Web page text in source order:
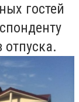
гостей